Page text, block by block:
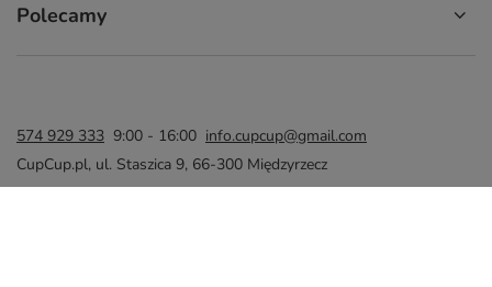
Polecamy
574 929 333 9:00 - 16:00 info.cupcup@gmail.com
CupCup.pl, ul. Staszica 9, 66-300 Międzyrzecz